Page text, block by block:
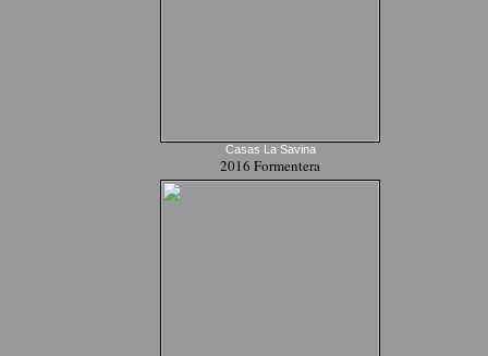
Casas La Savina
2016 Formentera